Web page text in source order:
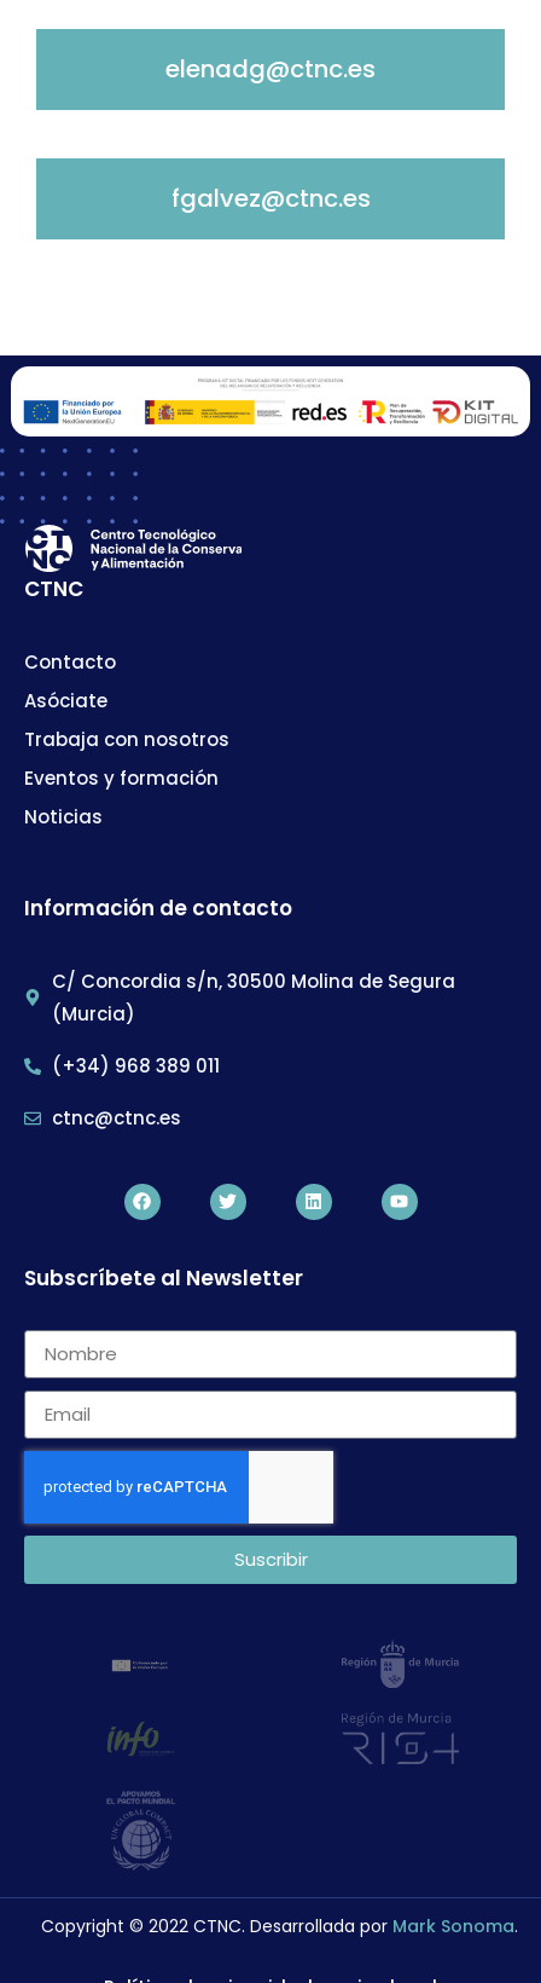
elenadg@ctnc.es
fgalvez@ctnc.es
CTNC
Contacto
Asóciate
Trabaja con nosotros
Eventos y formación
Noticias
Información de contacto
C/ Concordia s/n, 30500 Molina de Segura
(Murcia)
(+34) 968 389 011
ctnc@ctnc.es
Subscríbete al Newsletter
Suscribir
Copyright © 2022 CTNC. Desarrollada por Mark Sonoma.